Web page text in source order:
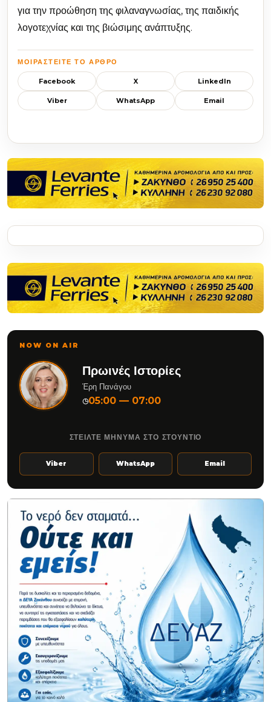
για την προώθηση της φιλαναγνωσίας, της παιδικής
λογοτεχνίας και της βιώσιμης ανάπτυξης.
ΜΟΙΡΑΣΤΕΊΤΕ ΤΟ ΆΡΘΡΟ
Facebook X LinkedIn
Viber WhatsApp Email
NOW ON AIR
Πρωινές Ιστορίες
Έρη Πανάγου
◷05:00 — 07:00
ΣΤΕΙΛΤΕ ΜΗΝΥΜΑ ΣΤΟ ΣΤΟΥΝΤΙΟ
Viber WhatsApp Email